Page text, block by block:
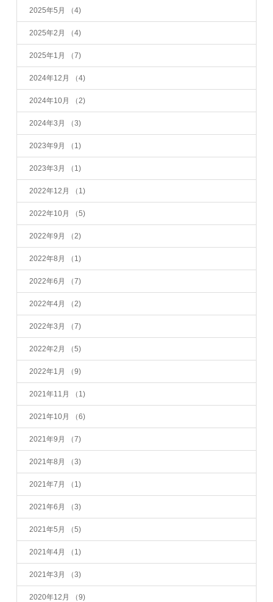
2025年5月 （4)
2025年2月 （4)
2025年1月 （7)
2024年12月 （4)
2024年10月 （2)
2024年3月 （3)
2023年9月 （1)
2023年3月 （1)
2022年12月 （1)
2022年10月 （5)
2022年9月 （2)
2022年8月 （1)
2022年6月 （7)
2022年4月 （2)
2022年3月 （7)
2022年2月 （5)
2022年1月 （9)
2021年11月 （1)
2021年10月 （6)
2021年9月 （7)
2021年8月 （3)
2021年7月 （1)
2021年6月 （3)
2021年5月 （5)
2021年4月 （1)
2021年3月 （3)
2020年12月 （9)